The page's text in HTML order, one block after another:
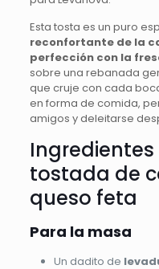
Esta tosta es un puro
reconfortante de la
perfección con la
sobre una rebanada
que cruje con cada
en forma de comida,
amigos y deleitarse
tostada de
queso feta
Para la masa
Un dadito de